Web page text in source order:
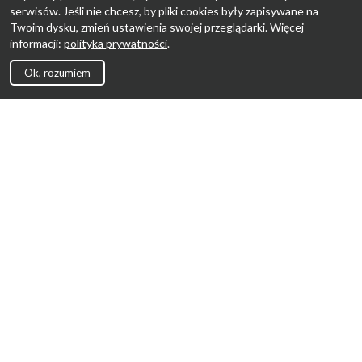
serwisów. Jeśli nie chcesz, by pliki cookies były zapisywane na
Twoim dysku, zmień ustawienia swojej przeglądarki. Więcej
informacji: polityka prywatności.
Ok, rozumiem